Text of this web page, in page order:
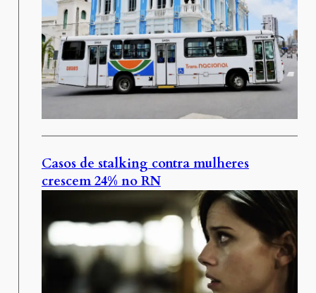
Casos de stalking contra mulheres
crescem 24% no RN